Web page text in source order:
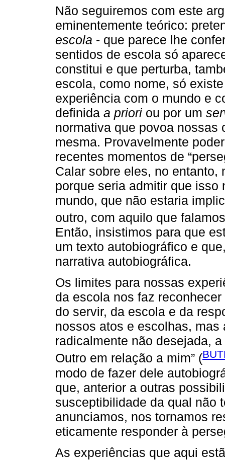
Não seguiremos com este
eminentemente teórico:
escola - que parece lhe
sentidos de escola só
constitui e que perturba,
escola, como nome, só
experiência com o mundo e
definida a priori ou por um
normativa que povoa nossas
mesma. Provavelmente
recentes momentos de
Calar sobre eles, no entanto,
porque seria admitir que isso
mundo, que não estaria
outro, com aquilo que
Então, insistimos para que
um texto autobiográfico e
narrativa autobiográfica.
Os limites para nossas
da escola nos faz
do servir, da escola e da
nossos atos e escolhas,
radicalmente não desejada,
Outro em relação a mim” (
modo de fazer dele
que, anterior a outras
susceptibilidade da qual não
anunciamos, nos tornamos
eticamente responder à
As experiências que aqui